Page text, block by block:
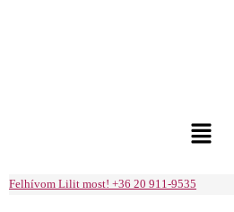
Menu
Felhívom Lilit most! +36 20 911-9535